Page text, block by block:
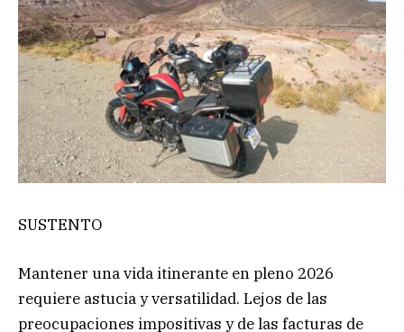
SUSTENTO
Mantener una vida itinerante en pleno 2026
requiere astucia y versatilidad. Lejos de las
preocupaciones impositivas y de las facturas de